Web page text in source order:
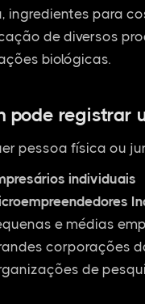
ingredientes para
de diversos
biológicas.
pode registrar
pessoa física ou
individuais
e médias
corporações
de